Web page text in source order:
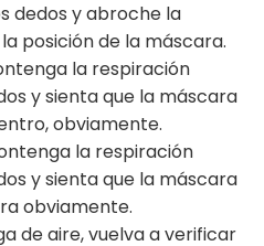
dedos y abroche la
posición de la máscara.
la respiración
y sienta que la máscara
obviamente.
la respiración
y sienta que la máscara
obviamente.
de aire, vuelva a verificar